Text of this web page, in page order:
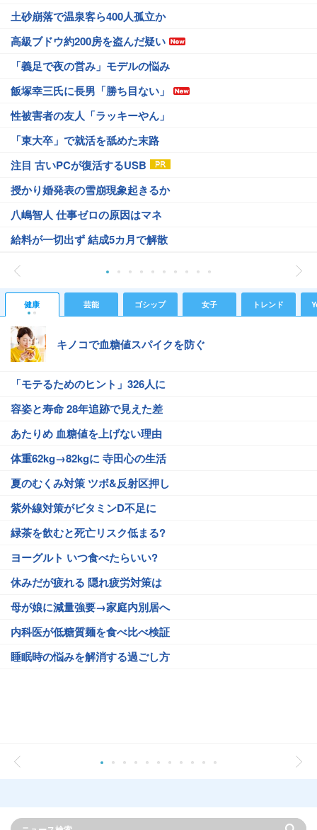
土砂崩落で温泉客ら400人孤立か
高級ブドウ約200房を盗んだ疑い
「義足で夜の営み」モデルの悩み
飯塚幸三氏に長男「勝ち目ない」
性被害者の友人「ラッキーやん」
「東大卒」で就活を舐めた末路
注目 古いPCが復活するUSB
授かり婚発表の雪崩現象起きるか
八嶋智人 仕事ゼロの原因はマネ
給料が一切出ず 結成5カ月で解散
健康 芸能 ゴシップ 女子 トレンド
キノコで血糖値スパイクを防ぐ
「モテるためのヒント」326人に
容姿と寿命 28年追跡で見えた差
あたりめ 血糖値を上げない理由
体重62kg→82kgに 寺田心の生活
夏のむくみ対策 ツボ&反射区押し
紫外線対策がビタミンD不足に
緑茶を飲むと死亡リスク低まる?
ヨーグルト いつ食べたらいい?
休みだが疲れる 隠れ疲労対策は
母が娘に減量強要→家庭内別居へ
内科医が低糖質麺を食べ比べ検証
睡眠時の悩みを解消する過ごし方